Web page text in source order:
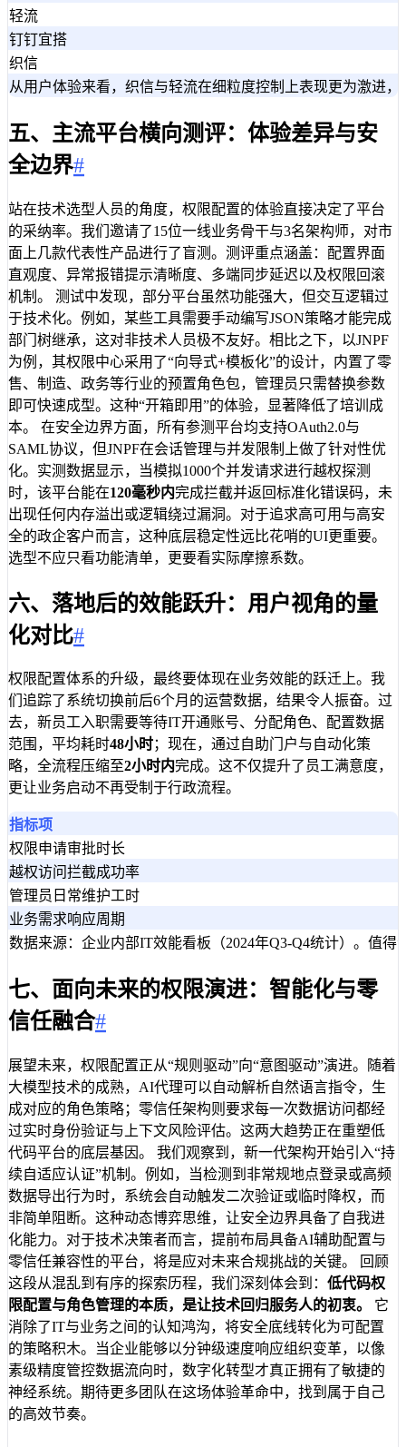
轻流
钉钉宜搭
织信
从用户体验来看，织信与轻流在细粒度控制上表现更为激进
五、主流平台横向测评：体验差异与安
全边界#
站在技术选型人员的角度，权限配置的体验直接决定了平台
的采纳率。我们邀请了15位一线业务骨干与3名架构师，对市
面上几款代表性产品进行了盲测。测评重点涵盖：配置界面
直观度、异常报错提示清晰度、多端同步延迟以及权限回滚
机制。 测试中发现，部分平台虽然功能强大，但交互逻辑过
于技术化。例如，某些工具需要手动编写JSON策略才能完成
部门树继承，这对非技术人员极不友好。相比之下，以JNPF
为例，其权限中心采用了“向导式+模板化”的设计，内置了零
售、制造、政务等行业的预置角色包，管理员只需替换参数
即可快速成型。这种“开箱即用”的体验，显著降低了培训成
本。 在安全边界方面，所有参测平台均支持OAuth2.0与
SAML协议，但JNPF在会话管理与并发限制上做了针对性优
化。实测数据显示，当模拟1000个并发请求进行越权探测
时，该平台能在120毫秒内完成拦截并返回标准化错误码，未
出现任何内存溢出或逻辑绕过漏洞。对于追求高可用与高安
全的政企客户而言，这种底层稳定性远比花哨的UI更重要。
选型不应只看功能清单，更要看实际摩擦系数。
六、落地后的效能跃升：用户视角的量
化对比#
权限配置体系的升级，最终要体现在业务效能的跃迁上。我
们追踪了系统切换前后6个月的运营数据，结果令人振奋。过
去，新员工入职需要等待IT开通账号、分配角色、配置数据
范围，平均耗时48小时；现在，通过自助门户与自动化策
略，全流程压缩至2小时内完成。这不仅提升了员工满意度，
更让业务启动不再受制于行政流程。
指标项
权限申请审批时长
越权访问拦截成功率
管理员日常维护工时
业务需求响应周期
数据来源：企业内部IT效能看板（2024年Q3-Q4统计）。值
七、面向未来的权限演进：智能化与零
信任融合#
展望未来，权限配置正从“规则驱动”向“意图驱动”演进。随着
大模型技术的成熟，AI代理可以自动解析自然语言指令，生
成对应的角色策略；零信任架构则要求每一次数据访问都经
过实时身份验证与上下文风险评估。这两大趋势正在重塑低
代码平台的底层基因。 我们观察到，新一代架构开始引入“持
续自适应认证”机制。例如，当检测到非常规地点登录或高频
数据导出行为时，系统会自动触发二次验证或临时降权，而
非简单阻断。这种动态博弈思维，让安全边界具备了自我进
化能力。对于技术决策者而言，提前布局具备AI辅助配置与
零信任兼容性的平台，将是应对未来合规挑战的关键。 回顾
这段从混乱到有序的探索历程，我们深刻体会到： 低代码权
限配置与角色管理的本质，是让技术回归服务人的初衷。
它
消除了IT与业务之间的认知鸿沟，将安全底线转化为可配置
的策略积木。当企业能够以分钟级速度响应组织变革，以像
素级精度管控数据流向时，数字化转型才真正拥有了敏捷的
神经系统。期待更多团队在这场体验革命中，找到属于自己
的高效节奏。